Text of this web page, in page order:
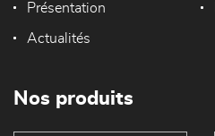
Présentation
Actualités
Nos produits